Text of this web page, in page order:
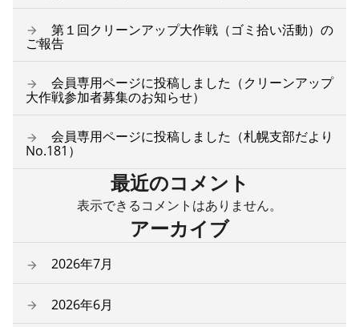
第１回クリーンアップ大作戦（ゴミ拾い活動）の
ご報告
会員専用ページに投稿しました（クリーンアップ
大作戦参加者募集のお知らせ）
会員専用ページに投稿しました（札幌支部だより
No.181）
最近のコメント
表示できるコメントはありません。
アーカイブ
2026年7月
2026年6月